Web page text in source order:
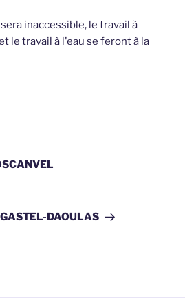
inaccessible, le travail à
le travail à l'eau se feront à la
DAOULAS